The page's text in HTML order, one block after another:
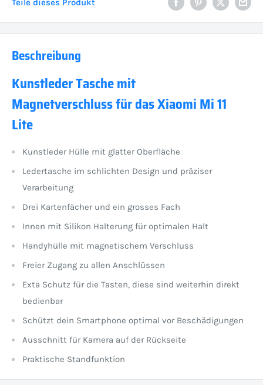
Teile dieses Produkt
Beschreibung
Kunstleder Tasche mit
Magnetverschluss für das Xiaomi Mi 11
Lite
Kunstleder Hülle mit glatter Oberfläche
Ledertasche im schlichten Design und präziser
Verarbeitung
Drei Kartenfächer und ein grosses Fach
Innen mit Silikon Halterung für optimalen Halt
Handyhülle mit magnetischem Verschluss
Freier Zugang zu allen Anschlüssen
Exta Schutz für die Tasten, diese sind weiterhin direkt
bedienbar
Schützt dein Smartphone optimal vor Beschädigungen
Ausschnitt für Kamera auf der Rückseite
Praktische Standfunktion